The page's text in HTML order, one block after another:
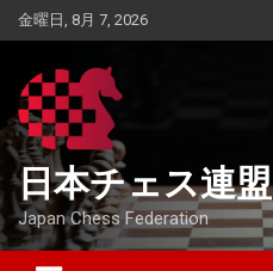
Skip
to
金曜日, 8月 7, 2026
日本チェス連盟
Japan Chess Federation